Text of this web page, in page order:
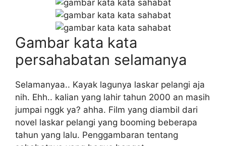
Gambar kata kata
persahabatan selamanya
Selamanyaa.. Kayak lagunya laskar pelangi aja
nih. Ehh.. kalian yang lahir tahun 2000 an masih
jumpai nggk ya? ahha. Film yang diambil dari
novel laskar pelangi yang booming beberapa
tahun yang lalu. Penggambaran tentang